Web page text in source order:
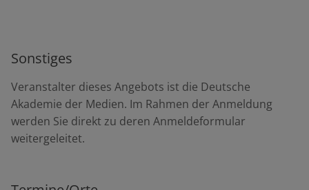
Sonstiges
Veranstalter dieses Angebots ist die Deutsche
Akademie der Medien. Im Rahmen der Anmeldung
werden Sie direkt zu deren Anmeldeformular
weitergeleitet.